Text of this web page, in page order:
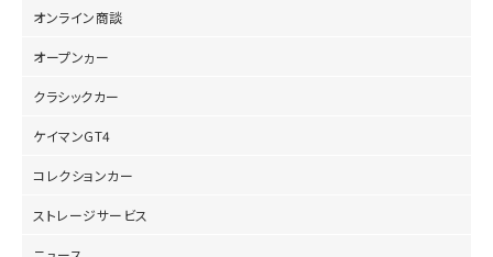
オンライン商談
オープンヵー
クラシックカー
ケイマンGT4
コレクションカー
ストレージサービス